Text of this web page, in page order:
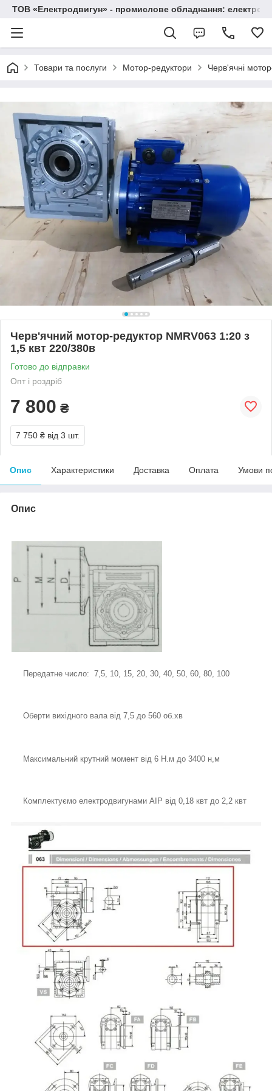
ТОВ «Електродвигун» - промислове обладнання:
Товари та послуги Мотор-редуктори Черв'ячні
Черв'ячний мотор-редуктор NMRV063 1:20 з
1,5 квт 220/380в
Готово до відправки
Опт і роздріб
7 800 ₴
7 750 ₴ від 3 шт.
Опис Характеристики Доставка Оплата Умови
Опис
Передатне число: 7,5, 10, 15, 20, 30, 40, 50, 60, 80, 100
Оберти вихідного вала від 7,5 до 560 об.хв
Максимальний крутний момент від 6 Н.м до 3400 н,м
Комплектуємо електродвигунами АІР від 0,18 квт до 2,2 квт